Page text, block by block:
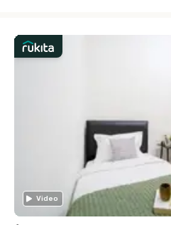
Video